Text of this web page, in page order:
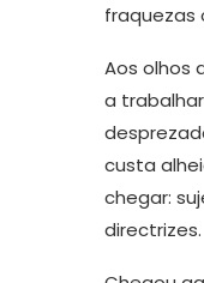
fraquezas
Aos olhos
a
custa
chegar:
directrizes.